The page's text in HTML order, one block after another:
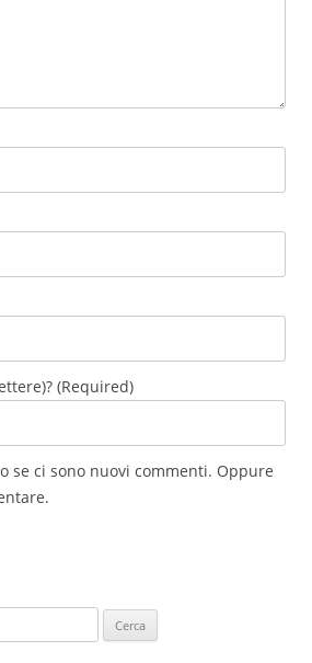
(Required)
se ci sono nuovi commenti. Oppure